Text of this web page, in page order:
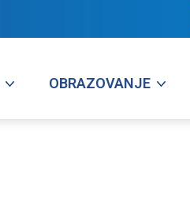
OBRAZOVANJE